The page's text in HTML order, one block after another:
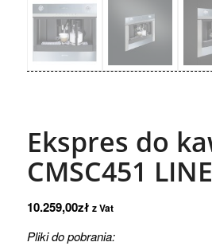
Ekspres do
CMSC451
10.259,00zł z Vat
Pliki do pobrania: